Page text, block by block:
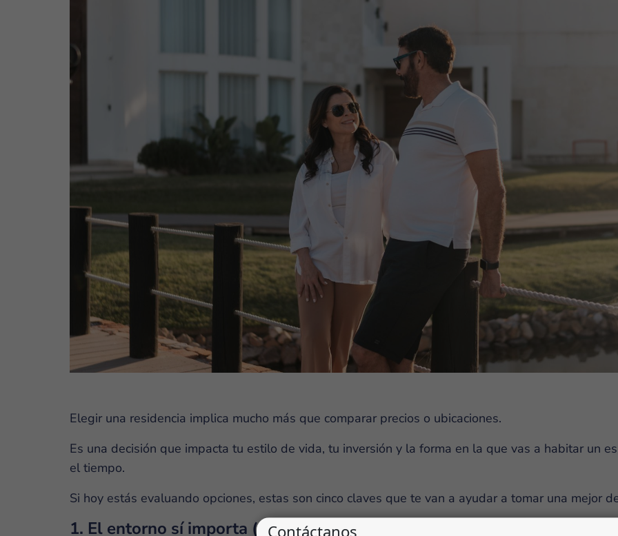
Elegir una residencia implica mucho más que comparar precios o ubicaciones.
Es una decisión que impacta tu estilo de vida, tu inversión y la forma en la que vas a habitar un
el tiempo.
Si hoy estás evaluando opciones, estas son cinco claves que te van a ayudar a tomar una mejor
1. El entorno sí importa (y más de lo que crees)